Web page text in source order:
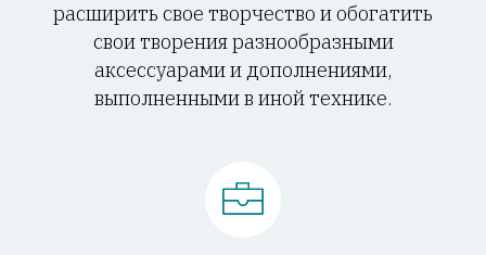
расширить свое творчество и обогатить
свои творения разнообразными
аксессуарами и дополнениями,
выполненными в иной технике.